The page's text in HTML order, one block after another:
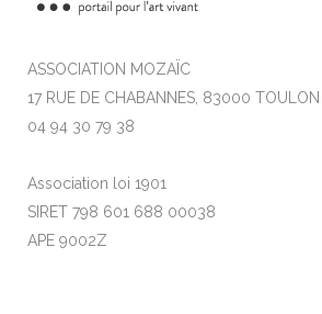
ASSOCIATION MOZAÏC
17 RUE DE CHABANNES, 83000 TOULON
04 94 30 79 38
Association loi 1901
SIRET 798 601 688 00038
APE 9002Z